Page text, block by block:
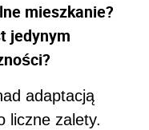
mieszkanie?
jedynym
adaptacją
liczne zalety.